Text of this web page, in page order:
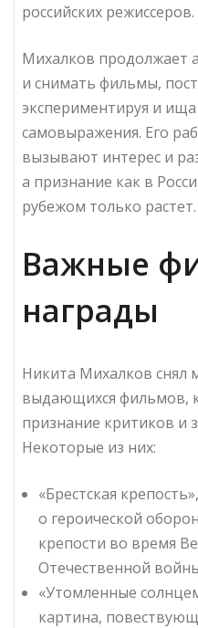
российских режиссеров.
Михалков продолжает
и снимать фильмы,
экспериментируя и
самовыражения. Его
вызывают интерес и
а признание как в
рубежом только растет.
Важные
награды
Никита Михалков снял
выдающихся фильмов,
признание критиков и
Некоторые из них:
«Брестская
о героической
крепости во время
Отечественной
«Утомленные
картина,